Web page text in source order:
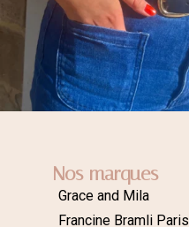
Nos marques
Grace and Mila
Francine Bramli Paris